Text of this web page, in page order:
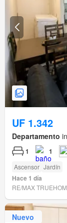
UF 1.342
Departamento
1 1
Ascensor Jardín
Hace 1 día
RE/MAX
Nuevo